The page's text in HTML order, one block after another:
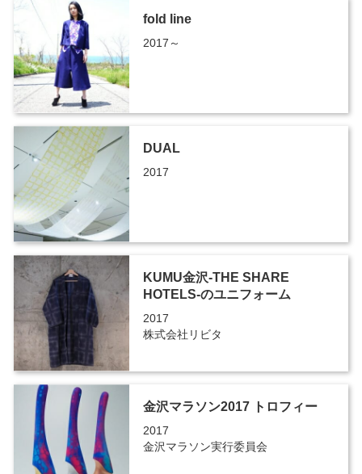
fold line
2017～
DUAL
2017
KUMU金沢-THE SHARE
HOTELS-のユニフォーム
2017
株式会社リビタ
金沢マラソン2017 トロフィー
2017
金沢マラソン実行委員会